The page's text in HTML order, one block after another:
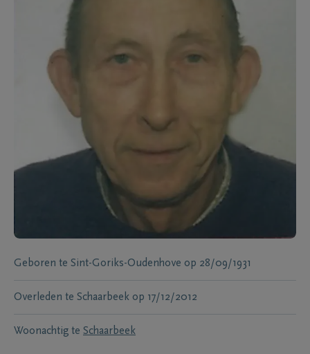
Geboren te Sint-Goriks-Oudenhove op 28/09/1931
Overleden te Schaarbeek op 17/12/2012
Woonachtig te Schaarbeek